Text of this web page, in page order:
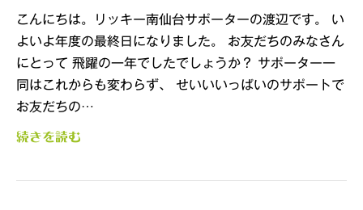
こんにちは。リッキー南仙台サポーターの渡辺です。 い
よいよ年度の最終日になりました。 お友だちのみなさん
にとって 飛躍の一年でしたでしょうか？ サポーター一
同はこれからも変わらず、 せいいいっぱいのサポートで
お友だちの…
続きを読む